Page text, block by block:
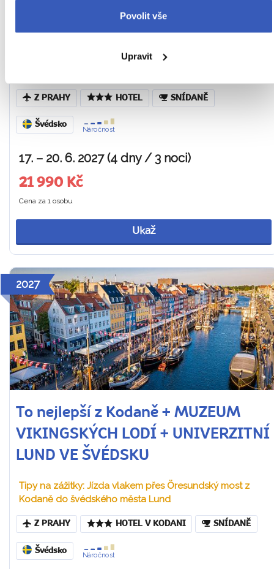
Povolit vše
Upravit
To nejlepší z Kodaně +
ÖRESUNDSKÝ MOST + MALMÖ
Tip na zážitek: Vyhlídková plavba v Kodani a jízda
Z PRAHY HOTEL SNÍDANĚ
Švédsko
Náročnost
17. – 20. 6. 2027 (4 dny / 3 noci)
21 990 Kč
Cena za 1 osobu
Ukaž
2027
To nejlepší z Kodaně + MUZEUM
VIKINGSKÝCH LODÍ + UNIVERZITNÍ
LUND VE ŠVÉDSKU
Tipy na zážitky: Jízda vlakem přes Öresundský most z
Kodaně do švédského města Lund
Z PRAHY HOTEL V KODANI SNÍDANĚ
Švédsko
Náročnost